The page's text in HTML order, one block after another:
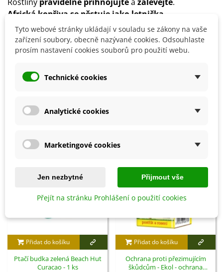
Africká kopřiva se pěstuje jako letnička
Je ale možné jí pěstovat celoročně doma nebo jako
přenosnou rostlinu.
Detaily produktu
SOUVISEJÍCÍ PRODUKTY
Přidat do košíku
Ptačí budka zelená Beach Hut
Curacao - 1 ks
Přidat do košíku
Ochrana proti přezimujícím
škůdcům - Ekol - ochrana
Tyto webové stránky ukládají v souladu se zákony na vaše
zařízení soubory, obecně nazývané cookies. Odsouhlaste
prosím nastavení cookies souborů pro použití webu.
Technické cookies
Analytické cookies
Marketingové cookies
Jen nezbytné Přijmout vše
Přejít na stránku Prohlášení o použití cookies